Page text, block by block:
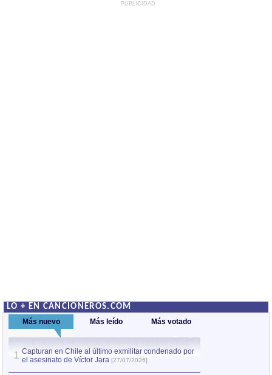
PUBLICIDAD
LO + EN CANCIONEROS.COM
Más nuevo Más leído Más votado
1 Capturan en Chile al último exmilitar condenado por
el asesinato de Víctor Jara [27/07/2026]